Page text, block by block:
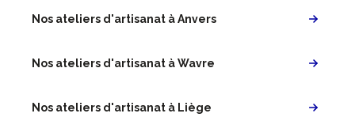
Nos ateliers d'artisanat à Anvers
Nos ateliers d'artisanat à Wavre
Nos ateliers d'artisanat à Liège